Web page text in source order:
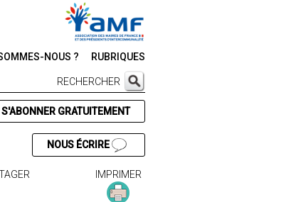
NOUS ? RUBRIQUES
RECHERCHER
S'ABONNER GRATUITEMENT
NOUS ÉCRIRE
IMPRIMER